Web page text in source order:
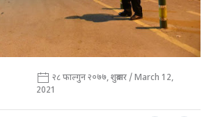
२८ फाल्गुन २०७७, शुक्रबार / March 12,
2021